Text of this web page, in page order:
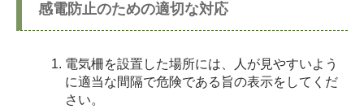
感電防止のための適切な対応
電気柵を設置した場所には、人が見やすいよう
に適当な間隔で危険である旨の表示をしてくだ
さい。